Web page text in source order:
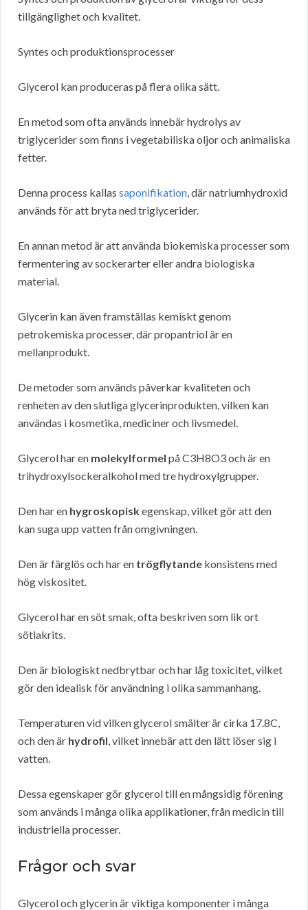
tillgänglighet och kvalitet.
Syntes och produktionsprocesser
Glycerol kan produceras på flera olika sätt.
En metod som ofta används innebär hydrolys av
triglycerider som finns i vegetabiliska oljor och animaliska
fetter.
Denna process kallas saponifikation , där natriumhydroxid
används för att bryta ned triglycerider.
En annan metod är att använda biokemiska processer som
fermentering av sockerarter eller andra biologiska
material.
Glycerin kan även framställas kemiskt genom
petrokemiska processer, där propantriol är en
mellanprodukt.
De metoder som används påverkar kvaliteten och
renheten av den slutliga glycerinprodukten, vilken kan
användas i kosmetika, mediciner och livsmedel.
Glycerol har en molekylformel på C3H8O3 och är en
trihydroxylsockeralkohol med tre hydroxylgrupper.
Den har en hygroskopiskegenskap, vilket gör att den
kan suga upp vatten från omgivningen.
Den är färglös och har en trögflytande konsistens med
hög viskositet.
Glycerol har en söt smak, ofta beskriven som lik ort
sötlakrits.
Den är biologiskt nedbrytbar och har låg toxicitet, vilket
gör den idealisk för användning i olika sammanhang.
Temperaturen vid vilken glycerol smälter är cirka 17.8C,
och den är hydrofil , vilket innebär att den lätt löser sig i
vatten.
Dessa egenskaper gör glycerol till en mångsidig förening
som används i många olika applikationer, från medicin till
industriella processer.
Frågor och svar
Glycerol och glycerin är viktiga komponenter i många